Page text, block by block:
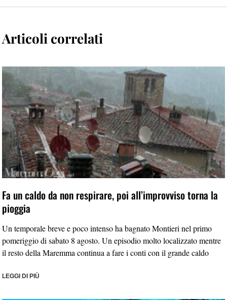
Articoli correlati
Fa un caldo da non respirare, poi all’improvviso torna la
pioggia
Un temporale breve e poco intenso ha bagnato Montieri nel primo
pomeriggio di sabato 8 agosto. Un episodio molto localizzato mentre
il resto della Maremma continua a fare i conti con il grande caldo
LEGGI DI PIÙ